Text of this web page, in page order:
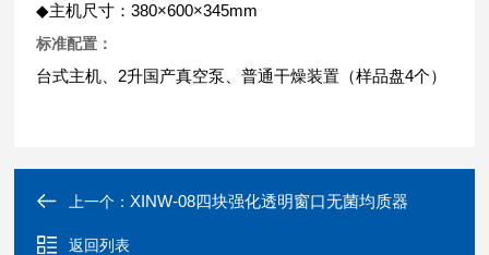
◆主机尺寸：380×600×345mm
标准配置：
台式主机、2升国产真空泵、普通干燥装置（样品盘4个）
上一个：XINW-08四块强化透明窗口无菌均质器
返回列表